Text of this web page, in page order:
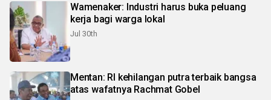
Wamenaker: Industri harus buka peluang
kerja bagi warga lokal
Jul 30th
Mentan: RI kehilangan putra terbaik bangsa
atas wafatnya Rachmat Gobel